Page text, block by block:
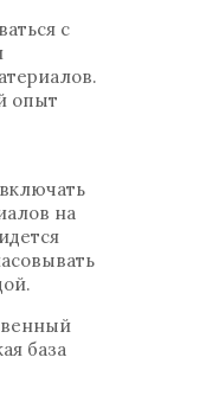
с
опыт
на
база